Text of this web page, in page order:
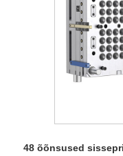
48 õõnsused